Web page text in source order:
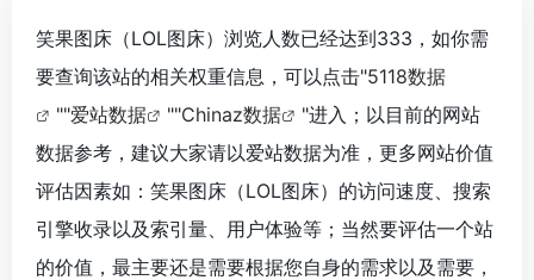
笑果图床（LOL图床）浏览人数已经达到333，如你需
要查询该站的相关权重信息，可以点击"5118数据
""爱站数据 ""Chinaz数据
"进入；以目前的网站
数据参考，建议大家请以爱站数据为准，更多网站价值
评估因素如：笑果图床（LOL图床）的访问速度、搜索
引擎收录以及索引量、用户体验等；当然要评估一个站
的价值，最主要还是需要根据您自身的需求以及需要，